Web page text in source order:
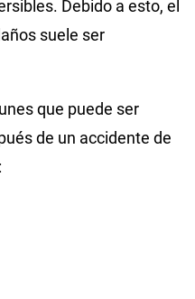
Debido a esto, el
suele ser
que puede ser
de un accidente de